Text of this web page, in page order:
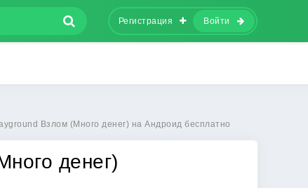
Регистрация Войти
Взлом (Много денег) на Андроид бесплатно
денег)